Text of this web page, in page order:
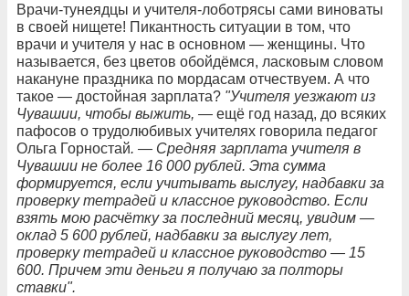
Врачи-тунеядцы и учителя-лоботрясы сами виноваты
в своей нищете! Пикантность ситуации в том, что
врачи и учителя у нас в основном — женщины. Что
называется, без цветов обойдёмся, ласковым словом
накануне праздника по мордасам отчествуем. А что
такое — достойная зарплата? "Учителя уезжают из
Чувашии, чтобы выжить, — ещё год назад, до всяких
пафосов о трудолюбивых учителях говорила педагог
Ольга Горностай. — Средняя зарплата учителя в
Чувашии не более 16 000 рублей. Эта сумма
формируется, если учитывать выслугу, надбавки за
проверку тетрадей и классное руководство. Если
взять мою расчётку за последний месяц, увидим —
оклад 5 600 рублей, надбавки за выслугу лет,
проверку тетрадей и классное руководство — 15
600. Причем эти деньги я получаю за полторы
ставки".